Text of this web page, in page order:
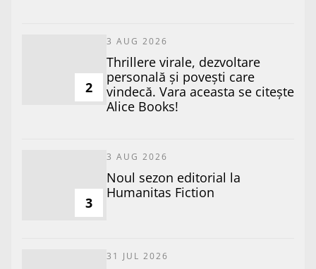
2
3 AUG 2026
Thrillere virale, dezvoltare
personală și povești care
vindecă. Vara aceasta se citește
Alice Books!
3
3 AUG 2026
​Noul sezon editorial la
Humanitas Fiction
31 JUL 2026